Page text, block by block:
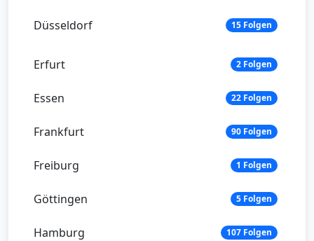
Düsseldorf 15 Folgen
Erfurt 2 Folgen
Essen 22 Folgen
Frankfurt 90 Folgen
Freiburg 1 Folgen
Göttingen 5 Folgen
Hamburg 107 Folgen